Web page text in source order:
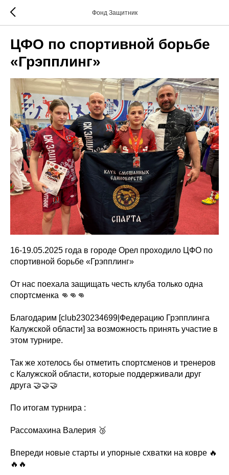
Фонд Защитник
ЦФО по спортивной борьбе
«Грэпплинг»
16-19.05.2025 года в городе Орел проходило ЦФО по
спортивной борьбе «Грэпплинг»
От нас поехала защищать честь клуба только одна
спортсменка 👊👊👊
Благодарим [club230234699|Федерацию Грэпплинга
Калужской области] за возможность принять участие в
этом турнире.
Так же хотелось бы отметить спортсменов и тренеров
с Калужской области, которые поддерживали друг
друга 🤝🤝🤝
По итогам турнира :
Рассомахина Валерия 🥉
Впереди новые старты и упорные схватки на ковре 🔥
🔥🔥